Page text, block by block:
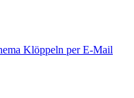
Klöppeln per E-Mail